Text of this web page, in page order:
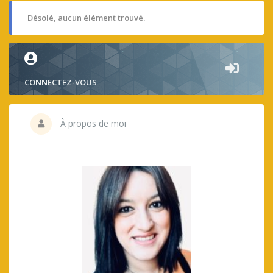
Désolé, aucun élément trouvé.
CONNECTEZ-VOUS
À propos de moi